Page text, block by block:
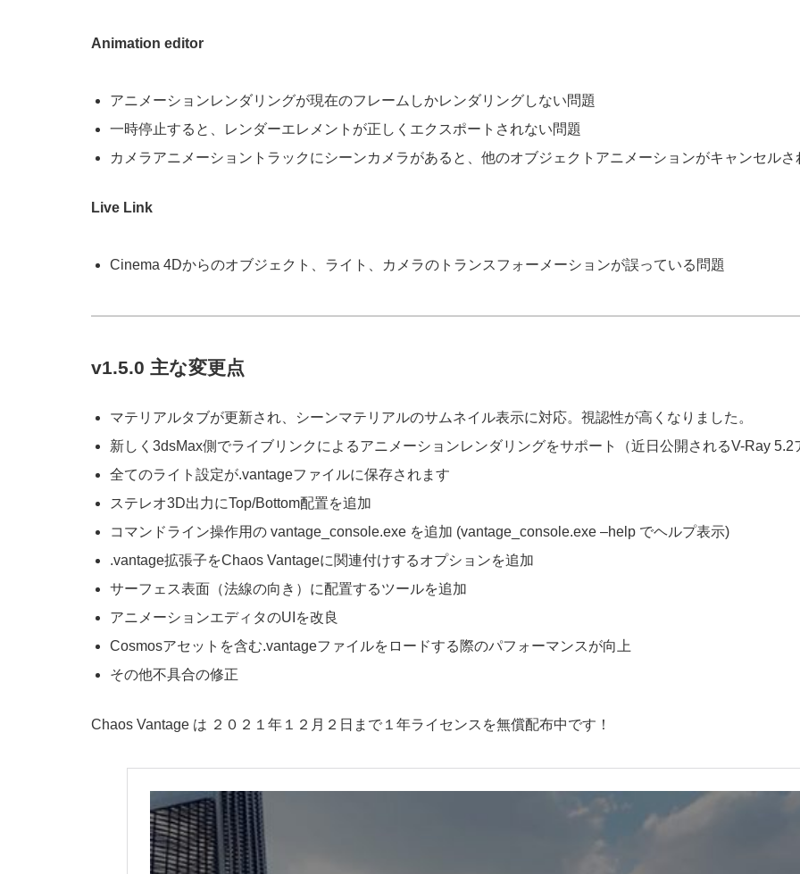
Animation editor
アニメーションレンダリングが現在のフレームしかレンダリングしない問題
一時停止すると、レンダーエレメントが正しくエクスポートされない問題
カメラアニメーショントラックにシーンカメラがあると、他のオブジェクトアニメーションがキャンセルさ
Live Link
Cinema 4Dからのオブジェクト、ライト、カメラのトランスフォーメーションが誤っている問題
v1.5.0 主な変更点
マテリアルタブが更新され、シーンマテリアルのサムネイル表示に対応。視認性が高くなりました。
新しく3dsMax側でライブリンクによるアニメーションレンダリングをサポート（近日公開されるV-Ray
全てのライト設定が.vantageファイルに保存されます
ステレオ3D出力にTop/Bottom配置を追加
コマンドライン操作用の vantage_console.exe を追加 (vantage_console.exe –help でヘルプ表示)
.vantage拡張子をChaos Vantageに関連付けするオプションを追加
サーフェス表面（法線の向き）に配置するツールを追加
アニメーションエディタのUIを改良
Cosmosアセットを含む.vantageファイルをロードする際のパフォーマンスが向上
その他不具合の修正
Chaos Vantage は ２０２１年１２月２日まで１年ライセンスを無償配布中です！